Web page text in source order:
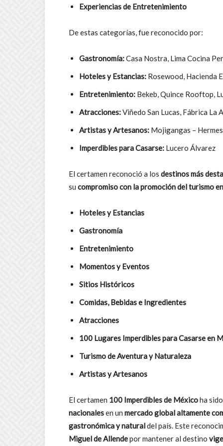
Experiencias de Entretenimiento
De estas categorías, fue reconocido por:
Gastronomía:Casa Nostra, Lima Cocina
Hoteles y Estancias: Rosewood, Hacienda
Entretenimiento: Bekeb, Quince Rooftop,
Atracciones:Viñedo San Lucas, Fábrica La
Artistas y Artesanos: Mojigangas – Hermes
Imperdibles para Casarse: Lucero Álvarez
El certamen reconoció a los destinos más
su compromiso con la promoción del turismo
Hoteles y Estancias
Gastronomía
Entretenimiento
Momentos y Eventos
Sitios Históricos
Comidas, Bebidas e Ingredientes
Atracciones
100 Lugares Imperdibles para Casarse en
Turismo de Aventura y Naturaleza
Artistas y Artesanos
El certamen 100 Imperdibles de Méxicoha
nacionalesen un mercado global altamente
gastronómica y naturaldel país. Este
Miguel de Allendepor mantener al destino